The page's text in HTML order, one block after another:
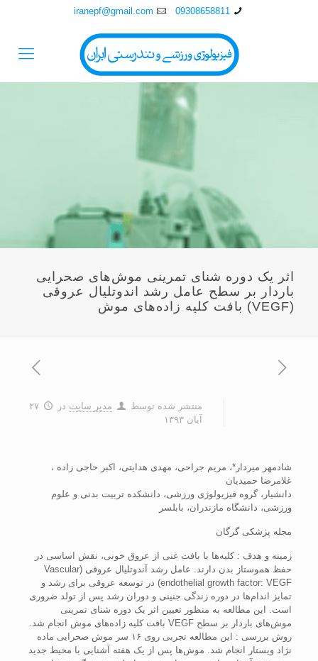
09308658811
iranepf@gmail.com
اثر يک دوره شنای تمرينی موش‌های صحرايی
باردار بر سطح عامل رشد اندوتليال عروقی
(VEGF) بافت کليه زاده‌های موش
منتشر شده توسط مدیر سایت در
۲۷
آبان ۱۳۹۳
شادمهر ميردار*، مريم جراحی، مهدی هدايتی، اکبر حاجی زاده ،
غلامرضا حميديان
دانشيار، گروه فيزيولوژی ورزشی، دانشکده تربيت بدنی و علوم
ورزشی، دانشگاه مازندران، بابلسر
مجله پزشکی گرگان
زمينه و هدف : کليه‌ها با بافت غنی از عروق خونی، نقش اساسی در
حفظ هموستاز بدن دارند. عامل رشد آندوتليال عروقی (Vascular
endothelial growth factor: VEGF) در توسعه عروقی برای رشد و
تمايز اندام‌ها در دوره زندگی جنينی و دوران رشد پس از تولد ضروری
است. اين مطالعه به منظور تعيين اثر يک دوره شنای تمرينی
موش‌های باردار بر سطح VEGF بافت کليه زاده‌های موش انجام شد.
روش بررسی : اين مطالعه تجربی روی ۱۶ سر موش صحرايی ماده
نژاد ويستار انجام شد. موش‌ها پس از يک هفته آشنايی با محيط جديد